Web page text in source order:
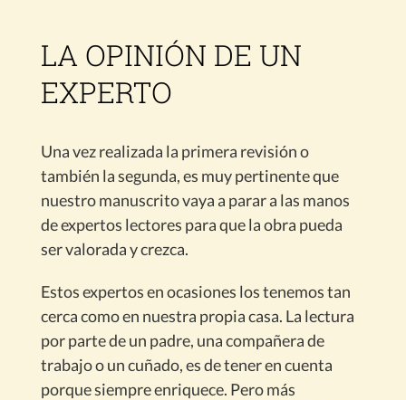
LA OPINIÓN DE UN
EXPERTO
Una vez realizada la primera revisión o
también la segunda, es muy pertinente que
nuestro manuscrito vaya a parar a las manos
de expertos lectores para que la obra pueda
ser valorada y crezca.
Estos expertos en ocasiones los tenemos tan
cerca como en nuestra propia casa. La lectura
por parte de un padre, una compañera de
trabajo o un cuñado, es de tener en cuenta
porque siempre enriquece. Pero más